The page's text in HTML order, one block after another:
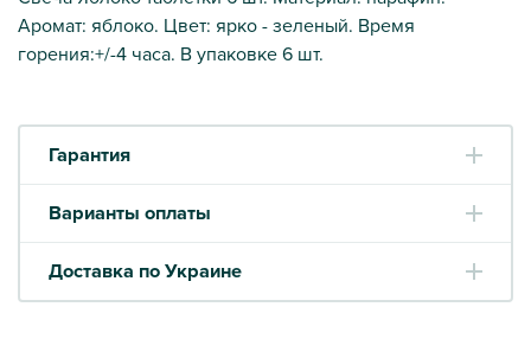
Аромат: яблоко. Цвет: ярко - зеленый. Время
горения:+/-4 часа. В упаковке 6 шт.
Гарантия
Варианты оплаты
Доставка по Украине